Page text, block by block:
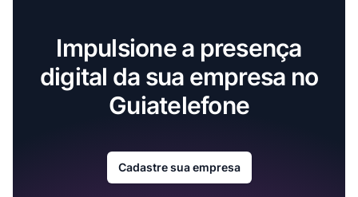
Impulsione a presença
digital da sua empresa no
Guiatelefone
Cadastre sua empresa